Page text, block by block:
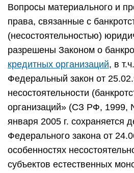
Вопросы материального и
права, связанные с
(несостоятельностью)
разрешены Законом о
кредитных организаций, в
Федеральный закон от
несостоятельности
организаций» (СЗ РФ, 1999,
января 2005 г. сохраняется
Федерального закона от
особенностях
субъектов естественных